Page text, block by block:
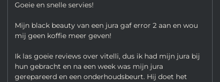
Goeie en snelle servies!
Mijn black beauty van een jura gaf error 2 aan en wou
mij geen koffie meer geven!
Ik las goeie reviews over vitelli, dus ik had mijn jura bij
hun gebracht en na een week was mijn jura
gerepareerd en een onderhoudsbeurt. Hij doet het